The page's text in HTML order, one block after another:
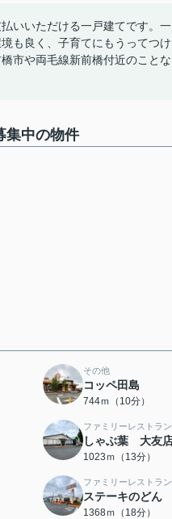
いいただける一戸建てです。
も良く、子育てにもうってつ
市や両毛線新前橋付近のこと
集中の物件
その他
コッペ田島
744ｍ（10分）
ファミリーレストラン
しゃぶ葉 大友
1023ｍ（13分）
ファミリーレストラン
ステーキのどん
1368ｍ（18分）